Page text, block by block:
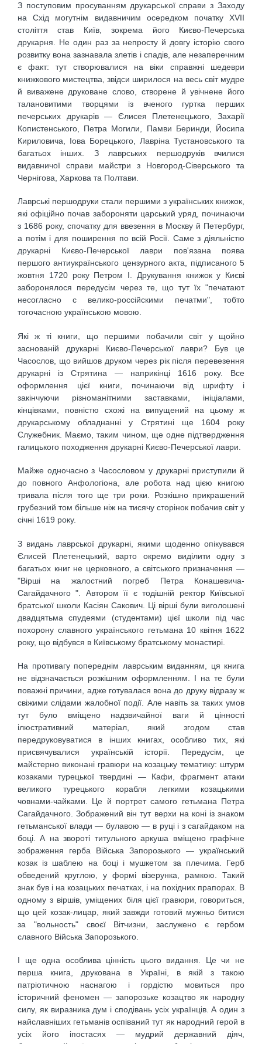
З поступовим просуванням друкарської справи з Заходу
на Схід могутнім видавничим осередком початку XVII
століття став Київ, зокрема його Києво-Печерська
друкарня. Не один раз за непросту й довгу історію свого
розвитку вона зазнавала злетів і спадів, але незаперечним
є факт: тут створювалися на віки справжні шедеври
книжкового мистецтва, звідси ширилося на весь світ мудре
й виважене друковане слово, створене й увічнене його
талановитими творцями із вченого гуртка перших
печерських друкарів — Єлисея Плетенецького, Захарії
Копистенського, Петра Могили, Памви Беринди, Йосипа
Кириловича, Іова Борецького, Лавріна Тустановського та
багатьох інших. З лаврських першодруків вчилися
видавничої справи майстри з Новгород-Сіверського та
Чернігова, Харкова та Полтави.
Лаврські першодруки стали першими з українських книжок,
які офіційно почав забороняти царський уряд, починаючи
з 1686 року, спочатку для ввезення в Москву й Петербург,
а потім і для поширення по всій Росії. Саме з діяльністю
друкарні Києво-Печерської лаври пов'язана поява
першого антиукраїнського цензурного акта, підписаного 5
жовтня 1720 року Петром І. Друкування книжок у Києві
заборонялося передусім через те, що тут їх "печатают
несогласно с велико-россійскими печатми", тобто
тогочасною українською мовою.
Які ж ті книги, що першими побачили світ у щойно
заснованій друкарні Києво-Печерської лаври? Був це
Часослов, що вийшов друком через рік після перевезення
друкарні із Стрятина — наприкінці 1616 року. Все
оформлення цієї книги, починаючи від шрифту і
закінчуючи різноманітними заставками, ініціалами,
кінцівками, повністю схожі на випущений на цьому ж
друкарському обладнанні у Стрятині ще 1604 року
Служебник. Маємо, таким чином, ще одне підтвердження
галицького походження друкарні Києво-Печерської лаври.
Майже одночасно з Часословом у друкарні приступили й
до повного Анфологіона, але робота над цією книгою
тривала після того ще три роки. Розкішно прикрашений
грубезний том більше ніж на тисячу сторінок побачив світ у
січні 1619 року.
З видань лаврської друкарні, якими щоденно опікувався
Єлисей Плетенецький, варто окремо виділити одну з
багатьох книг не церковного, а світського призначення —
"Вірші на жалостний погреб Петра Конашевича-
Сагайдачного ". Автором її є тодішній ректор Київської
братської школи Касіян Сакович. Ці вірші були виголошені
двадцятьма спудеями (студентами) цієї школи під час
похорону славного українського гетьмана 10 квітня 1622
року, що відбувся в Київському братському монастирі.
На противагу попереднім лаврським виданням, ця книга
не відзначається розкішним оформленням. І на те були
поважні причини, адже готувалася вона до друку відразу ж
свіжими слідами жалобної події. Але навіть за таких умов
тут було вміщено надзвичайної ваги й цінності
ілюстративний матеріал, який згодом став
передруковуватися в інших книгах, особливо тих, які
присвячувалися українській історії. Передусім, це
майстерно виконані гравюри на козацьку тематику: штурм
козаками турецької твердині — Кафи, фрагмент атаки
великого турецького корабля легкими козацькими
човнами-чайками. Це й портрет самого гетьмана Петра
Сагайдачного. Зображений він тут верхи на коні із знаком
гетьманської влади — булавою — в руці і з сагайдаком на
боці. А на звороті титульного аркуша вміщено графічне
зображення герба Війська Запорозького — український
козак із шаблею на боці і мушкетом за плечима. Герб
обведений круглою, у формі візерунка, рамкою. Такий
знак був і на козацьких печатках, і на похідних прапорах. В
одному з віршів, уміщених біля цієї гравюри, говориться,
що цей козак-лицар, який завжди готовий мужньо битися
за "вольность" своєї Вітчизни, заслужено є гербом
славного Війська Запорозького.
І ще одна особлива цінність цього видання. Це чи не
перша книга, друкована в Україні, в якій з такою
патріотичною наснагою і гордістю мовиться про
історичний феномен — запорозьке козацтво як народну
силу, як виразника дум і сподівань усіх українців. А один з
найславніших гетьманів оспіваний тут як народний герой в
усіх його іпостасях — мудрий державний діяч,